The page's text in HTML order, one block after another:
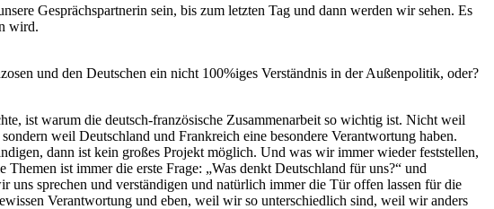
Gesprächspartnerin sein, bis zum letzten Tag und dann werden wir sehen. Es
wird.
und den Deutschen ein nicht 100%iges Verständnis in der Außenpolitik, oder?
ist warum die deutsch-französische Zusammenarbeit so wichtig ist. Nicht weil
weil Deutschland und Frankreich eine besondere Verantwortung haben.
dann ist kein großes Projekt möglich. Und was wir immer wieder feststellen,
ist immer die erste Frage: „Was denkt Deutschland für uns?“ und
uns sprechen und verständigen und natürlich immer die Tür offen lassen für die
Verantwortung und eben, weil wir so unterschiedlich sind, weil wir anders